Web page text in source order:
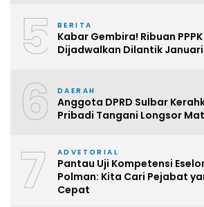
5 BERITA
Kabar Gembira! Ribuan
Dijadwalkan Dilantik
6 DAERAH
Anggota DPRD Sulbar
Pribadi Tangani Longsor
7 ADVETORIAL
Pantau Uji Kompetensi
Polman: Kita Cari Pejabat
Cepat